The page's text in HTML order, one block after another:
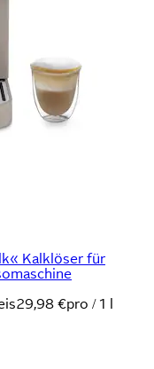
Kalklöser für
29,98 €pro / 1 l